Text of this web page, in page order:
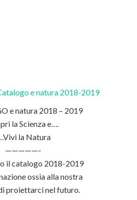
e natura 2018-2019
e natura 2018 – 2019
la Scienza e….
la Natura
—————-
il catalogo 2018-2019
ossia alla nostra
proiettarci nel futuro.